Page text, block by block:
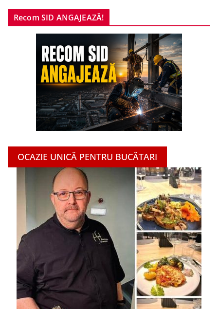
Recom SID ANGAJEAZĂ!
OCAZIE UNICĂ PENTRU BUCĂTARI